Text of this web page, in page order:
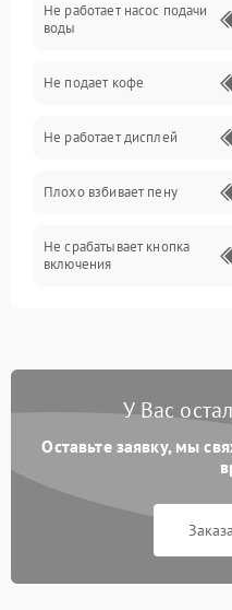
Проблемы с водой
Проблемы с
Управление и
Программное
Не работает насос подачи
воды
Не подает кофе
Не работает дисплей
Плохо взбивает пену
Не срабатывает кнопка
включения
Постоянные сбои в работе
У Вас
Оставьте заявку, мы